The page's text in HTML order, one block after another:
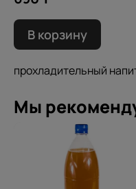
В корзину
прохладительный
Мы